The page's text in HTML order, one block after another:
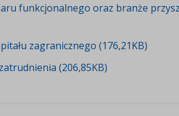
funkcjonalnego oraz branże
zagranicznego (176,21KB)
(206,85KB)